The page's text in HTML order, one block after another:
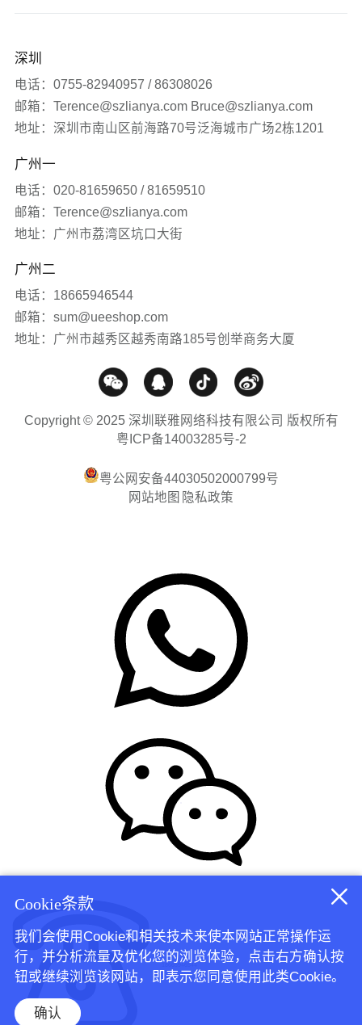
Cookie条款
我们会使用Cookie和相关技术来使本网站正常操作运
行，并分析流量及优化您的浏览体验，点击右方确认按
钮或继续浏览该网站，即表示您同意使用此类Cookie。
确认
品牌营销服务
其他
发展历程
签约新闻
联雅观点
常见问题
网站知识
媒体报道
深圳
电话：0755-82940957 / 86308026
邮箱：Terence@szlianya.com Bruce@szlianya.com
地址：深圳市南山区前海路70号泛海城市广场2栋1201
广州一
电话：020-81659650 / 81659510
邮箱：Terence@szlianya.com
地址：广州市荔湾区坑口大街
广州二
电话：18665946544
邮箱：sum@ueeshop.com
地址：广州市越秀区越秀南路185号创举商务大厦
Copyright © 2025 深圳联雅网络科技有限公司 版权所有
粤ICP备14003285号-2
粤公网安备44030502000799号
网站地图 隐私政策